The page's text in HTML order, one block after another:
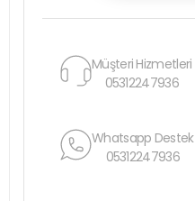
Müşteri Hizmetleri
05312247936
Whatsapp Destek
05312247936